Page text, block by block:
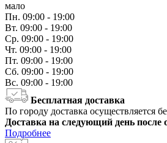
мало
Пн. 09:00 - 19:00
Вт. 09:00 - 19:00
Ср. 09:00 - 19:00
Чт. 09:00 - 19:00
Пт. 09:00 - 19:00
Сб. 09:00 - 19:00
Вс. 09:00 - 19:00
Бесплатная доставка
По городу доставка осуществляется
Доставка на следующий день после
Подробнее